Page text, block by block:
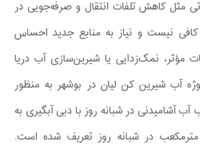
مثل کاهش تلفات انتقال و صرفه‌جویی در
نیست و نیاز به منابع جدید احساس
مؤثر، نمک‌زدایی یا شیرین‌سازی آب دریا
آب شیرین کن لیان در بوشهر به منظور
متر مکعب آب آشامیدنی در شبانه روز با دبی آبگیری به
میزان حدود 150000 مترمکعب در شبانه روز تعریف شده است.